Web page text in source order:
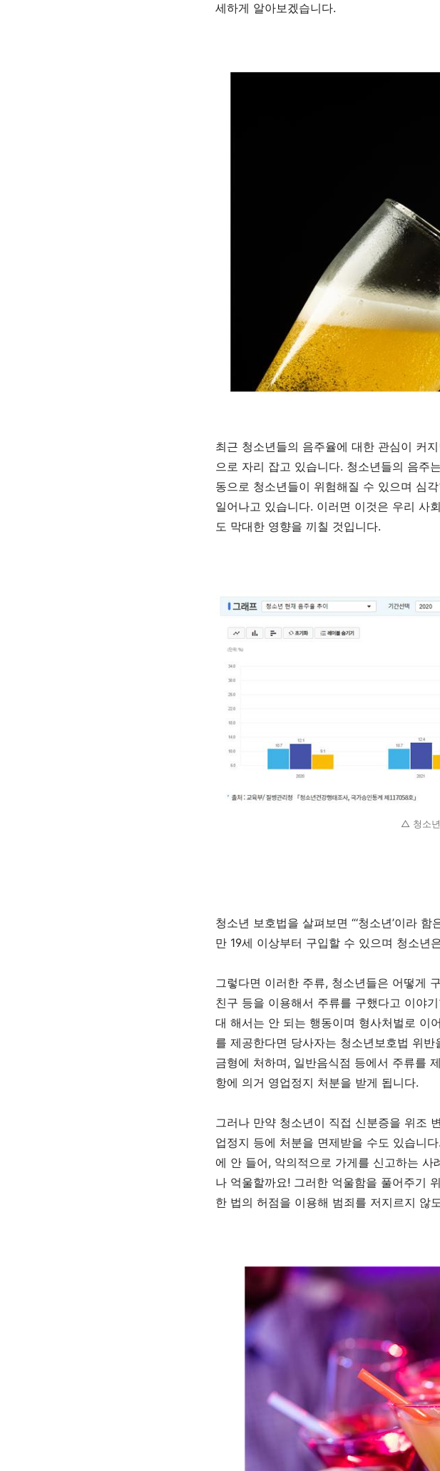
세하게 알아보겠습니다.
최근 청소년들의 음주율에 대한 관심이 커지
으로 자리 잡고 있습니다. 청소년들의 음주
동으로 청소년들이 위험해질 수 있으며 심
일어나고 있습니다. 이러면 이것은 우리 사
도 막대한 영향을 끼칠 것입니다.
△ 청소
청소년 보호법을 살펴보면 “‘청소년’이라 함
만 19세 이상부터 구입할 수 있으며 청소년
그렇다면 이러한 주류, 청소년들은 어떻게
친구 등을 이용해서 주류를 구했다고 이야
대 해서는 안 되는 행동이며 형사처벌로 이
를 제공한다면 당사자는 청소년보호법 위반
금형에 처하며, 일반음식점 등에서 주류를
항에 의거 영업정지 처분을 받게 됩니다.
그러나 만약 청소년이 직접 신분증을 위조
업정지 등에 처분을 면제받을 수도 있습니다.
에 안 들어, 악의적으로 가게를 신고하는 사
나 억울할까요! 그러한 억울함을 풀어주기
한 법의 허점을 이용해 범죄를 저지르지 않